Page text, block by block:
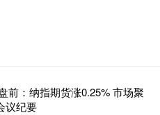
前：纳指期货涨0.25% 市场聚
议纪要